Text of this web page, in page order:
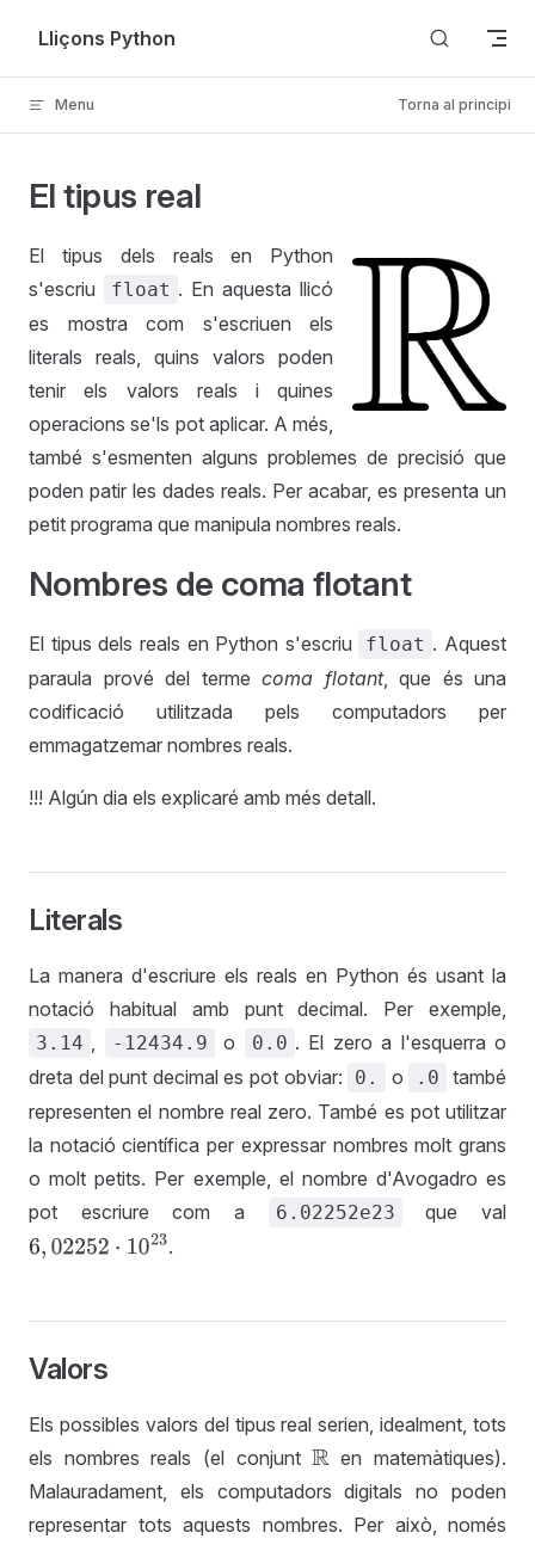
Skip to content
Lliçons Python
Menu Torna al principi
El tipus real
El tipus dels reals en Python
s'escriu
float . En aquesta llicó
es mostra com s'escriuen els
literals reals, quins valors poden
tenir els valors reals i quines
operacions se'ls pot aplicar. A més,
també s'esmenten alguns problemes de precisió que
poden patir les dades reals. Per acabar, es presenta un
petit programa que manipula nombres reals.
Nombres de coma flotant
El tipus dels reals en Python s'escriu float . Aquest
paraula prové del terme coma flotant, que és una
codificació utilitzada pels computadors per
emmagatzemar nombres reals.
!!! Algún dia els explicaré amb més detall.
Literals
La manera d'escriure els reals en Python és usant la
notació habitual amb punt decimal. Per exemple,
3.14 , -12434.9 o 0.0 . El zero a l'esquerra o
dreta del punt decimal es pot obviar:
0. o .0
també
representen el nombre real zero. També es pot utilitzar
la notació científica per expressar nombres molt grans
o molt petits. Per exemple, el nombre d'Avogadro es
pot escriure com a
6.02252e23
que val
6,02252·10 23 .
Valors
Els possibles valors del tipus real serien, idealment, tots
els nombres reals (el conjuntRen matemàtiques).
Malauradament, els computadors digitals no poden
representar tots aquests nombres. Per això, només